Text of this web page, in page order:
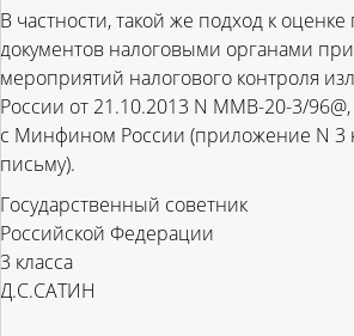
В частности, такой же подход к
документов налоговыми органами
мероприятий налогового контроля
России от 21.10.2013 N ММВ-20-3/
с Минфином России (приложение N 3
письму).
Государственный советник
Российской Федерации
3 класса
Д.С.САТИН